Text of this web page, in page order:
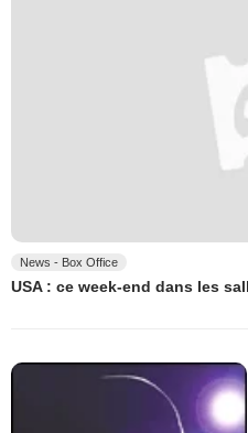
News - Box Office
USA : ce week-end dans les